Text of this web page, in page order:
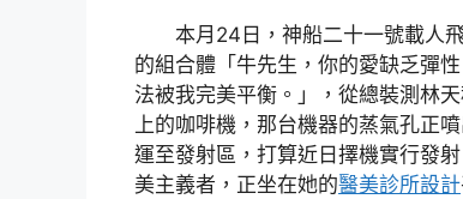
本月24日，神船二十一號載人
的組合體「牛先生，你的愛缺乏彈
法被我完美平衡。」，從總裝測林
上的咖啡機，那台機器的蒸氣孔正
運至發射區，打算近日擇機實行發
美主義者，正坐在她的醫美診所設計